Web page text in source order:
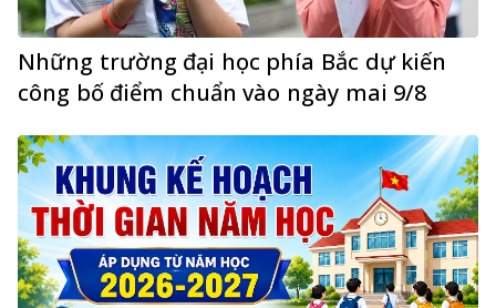
Những trường đại học phía Bắc dự kiến
công bố điểm chuẩn vào ngày mai 9/8